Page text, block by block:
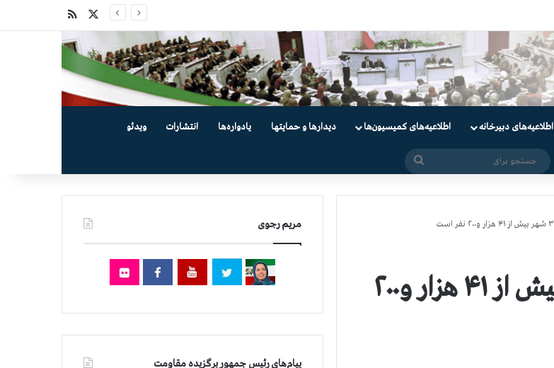
اطلاعیه‌های دبیرخانه اطلاعیه‌های کمیسیون‌‌ها دیدارها و حمایتها یادواره‌ها انتشارات ویدئو
آمار قربانیان کرونا در ۳۱۷ شهر بیش از ۴۱ هزار و۲۰۰
مریم رجوی
پیام‌های رئیس جمهور برگزیده مقاومت